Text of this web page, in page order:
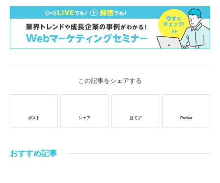
この記事をシェアする
ポスト シェア はてブ Pocket
おすすめ記事